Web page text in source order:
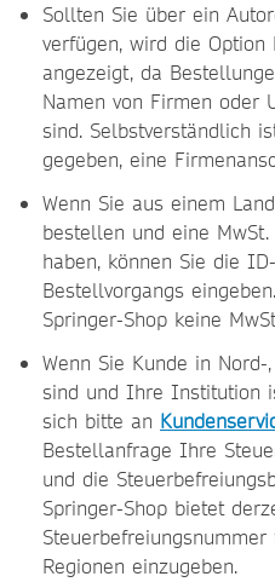
Sollten Sie über ein
verfügen, wird die Option
angezeigt, da
Namen von Firmen oder
sind. Selbstverständlich
gegeben, eine
Wenn Sie aus einem
bestellen und eine
haben, können Sie die
Bestellvorgangs
Springer-Shop keine
Wenn Sie Kunde in
sind und Ihre Institution
sich bitte an
Bestellanfrage Ihre
und die
Springer-Shop bietet
Regionen einzugeben.